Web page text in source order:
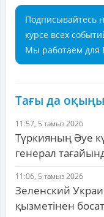
Подписывайтесь
курсе всех
Мы работаем для
Тағы да
11:57, 5 тамыз 2026
Түркияның Әуе
генерал
11:06, 5 тамыз 2026
Зеленский
қызметінен